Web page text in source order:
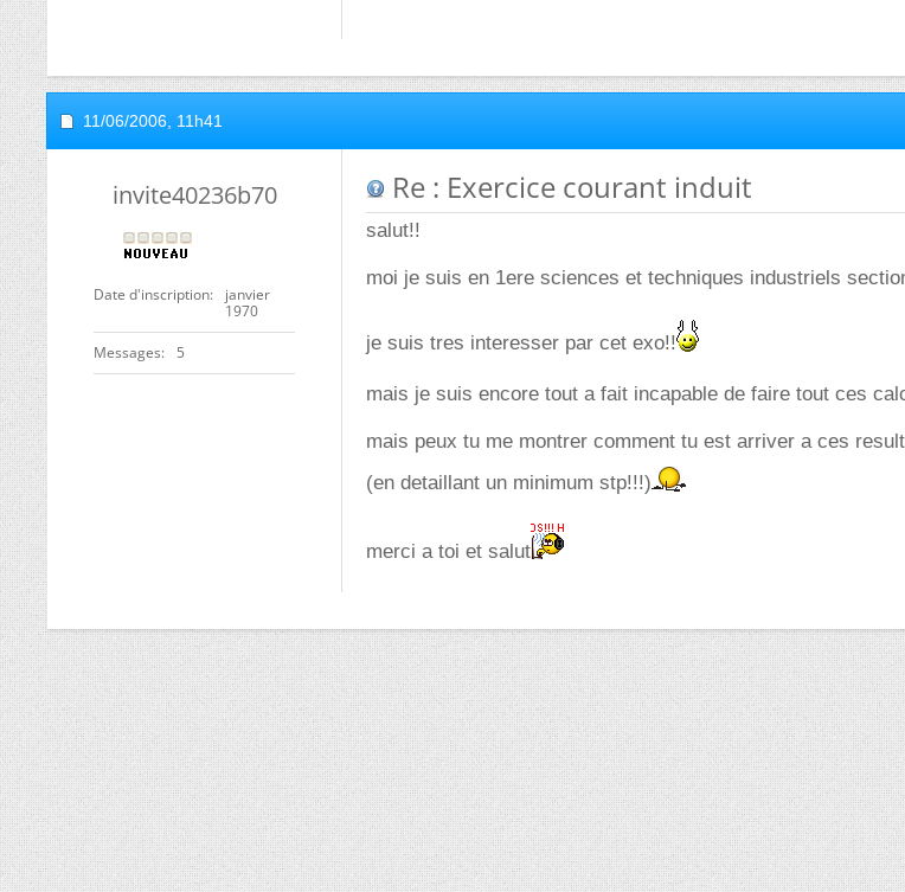
11/06/2006, 11h41
invite40236b70
Date d'inscription
janvier
1970
Messages 5
Re : Exercice courant induit
salut!!
moi je suis en 1ere sciences et techniques industriels
je suis tres interesser par cet exo!!
mais je suis encore tout a fait incapable de faire tout ces
mais peux tu me montrer comment tu est arriver a ces
(en detaillant un minimum stp!!!)
merci a toi et salut